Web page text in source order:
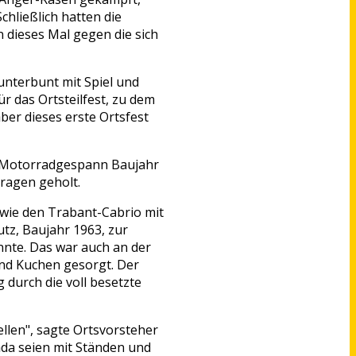
hatten die
Mal gegen die sich
mit Spiel und
das Ortsteilfest, zu dem
dieses erste Ortsfest
Baujahr
geholt.
den Trabant-Cabrio mit
Baujahr 1963, zur
Das war auch an der
Kuchen gesorgt. Der
durch die voll besetzte
sagte Ortsvorsteher
seien mit Ständen und